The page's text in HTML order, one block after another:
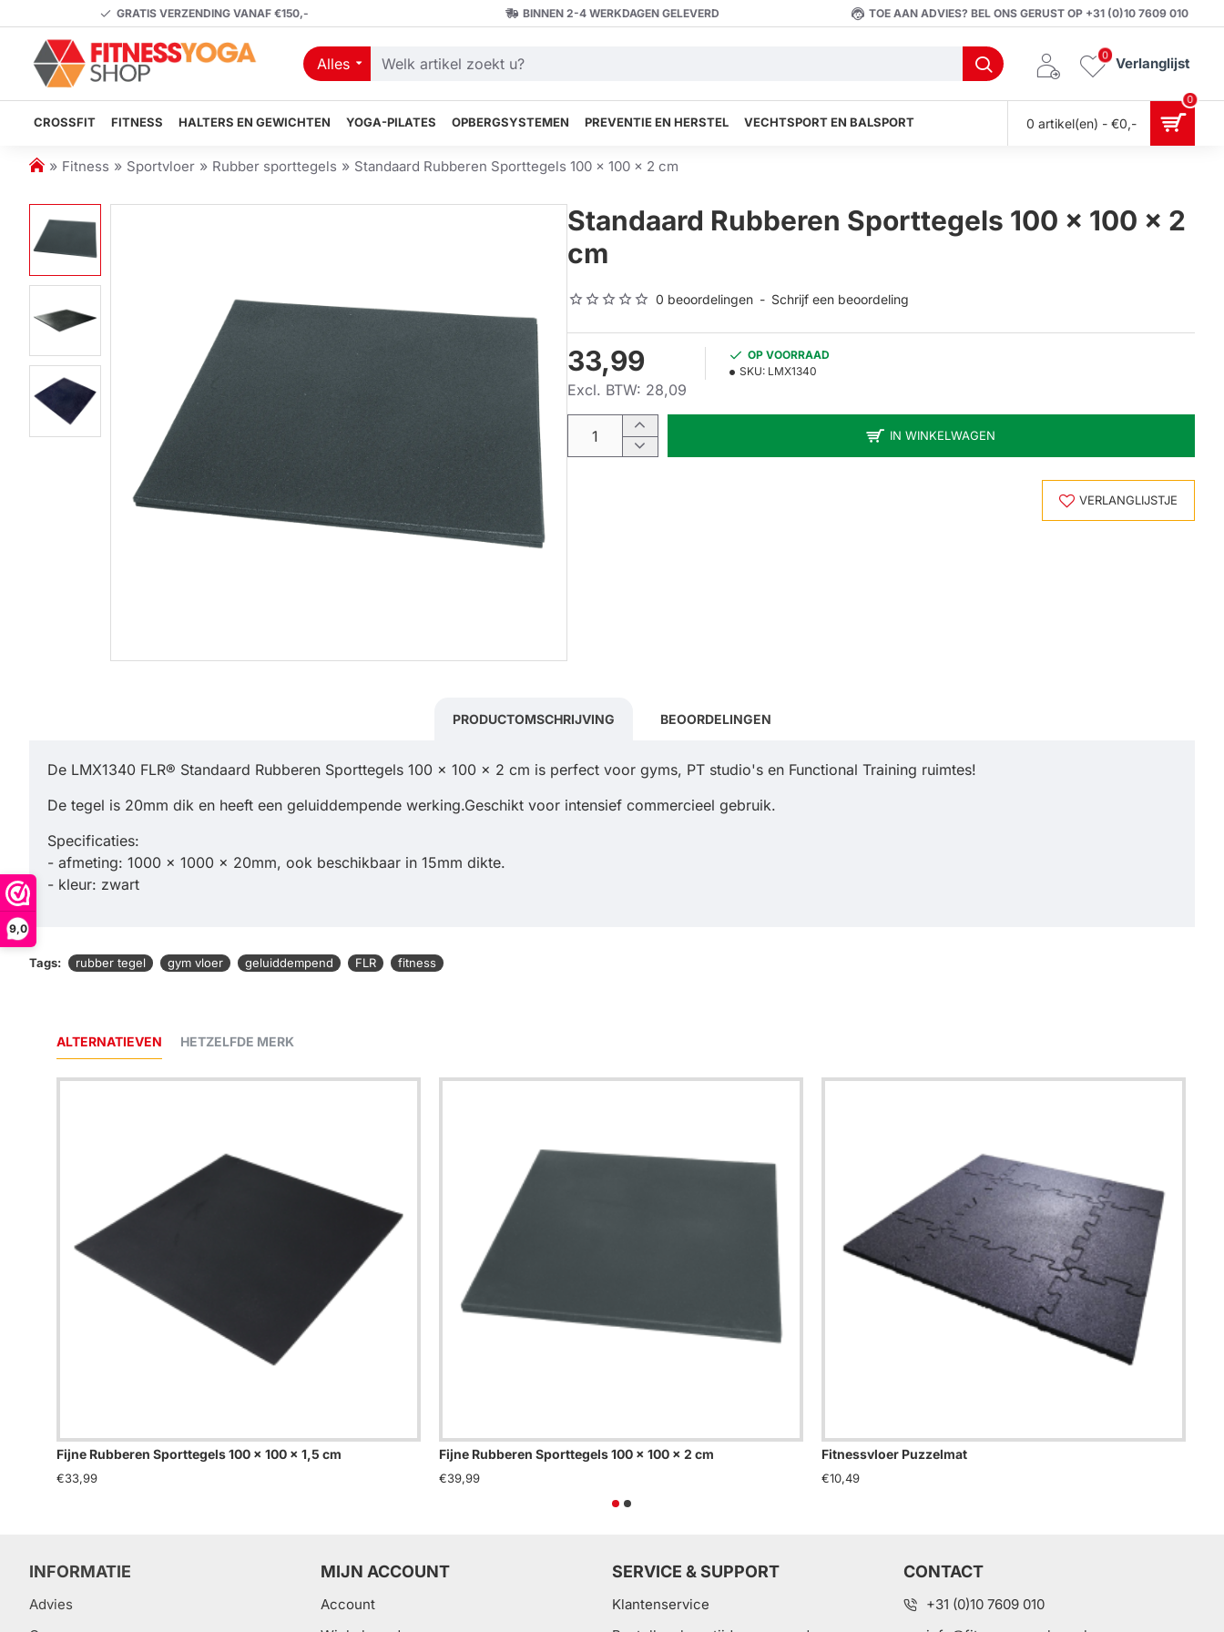
9,0
GRATIS VERZENDING VANAF €150,- BINNEN 2-4 WERKDAGEN GELEVERD TOE AAN ADVIES? BEL ONS GERUST OP +31 (0)10 7609 010
Alles
Welk
zoekt
Verlanglijst
0
CROSSFIT FITNESS HALTERS EN GEWICHTEN YOGA-PILATES OPBERGSYSTEMEN PREVENTIE EN HERSTEL VECHTSPORT EN BALSPORT 0 artikel(en) - €0,-
0
h
m
e
Fitness Sportvloer Rubber sporttegels Standaard Rubberen Sporttegels 100 x 100 x 2 cm
Standaard Rubberen Sporttegels 100 x 100 x 2
cm
0 beoordelingen - Schrijf een beoordeling
33,99
Excl. BTW: 28,09
OP VOORRAAD
SKU: LMX1340
IN WINKELWAGEN
VERLANGLIJSTJE
PRODUCTOMSCHRIJVING BEOORDELINGEN
De LMX1340 FLR® Standaard Rubberen Sporttegels 100 x 100 x 2 cm is perfect voor gyms, PT studio's en Functional Training ruimtes!
De tegel is 20mm dik en heeft een geluiddempende werking.Geschikt voor intensief commercieel gebruik.
Specificaties:
- afmeting: 1000 x 1000 x 20mm, ook beschikbaar in 15mm dikte.
- kleur: zwart
Tags: rubber tegel gym vloer geluiddempend FLR fitness
ALTERNATIEVEN HETZELFDE MERK
Fijne Rubberen Sporttegels 100 x 100 x 1,5 cm
€33,99
Fijne Rubberen Sporttegels 100 x 100 x 2 cm
€39,99
Fitnessvloer Puzzelmat
€10,49
INFORMATIE
Advies
MIJN ACCOUNT
Account
SERVICE & SUPPORT
Klantenservice
CONTACT
+31 (0)10 7609 010